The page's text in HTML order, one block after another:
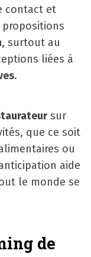
contact et
propositions
, surtout au
liées à
.
sur
que ce soit
ou
aide
le monde se
de